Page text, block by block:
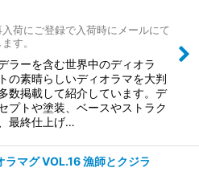
荷にご登録で入荷時にメールにて
す。
ラーを含む世界中のディオラ
の素晴らしいディオラマを大判
数掲載して紹介しています。デ
プトや塗装、ベースやストラク
最終仕上げ…
ラマグ VOL.16 漁師とクジラ